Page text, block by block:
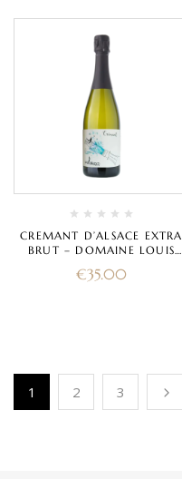
CREMANT D’ALSACE EXTRA
BRUT – DOMAINE LOUIS
€35.00
1 2 3